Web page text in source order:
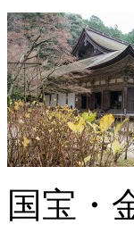
国宝・